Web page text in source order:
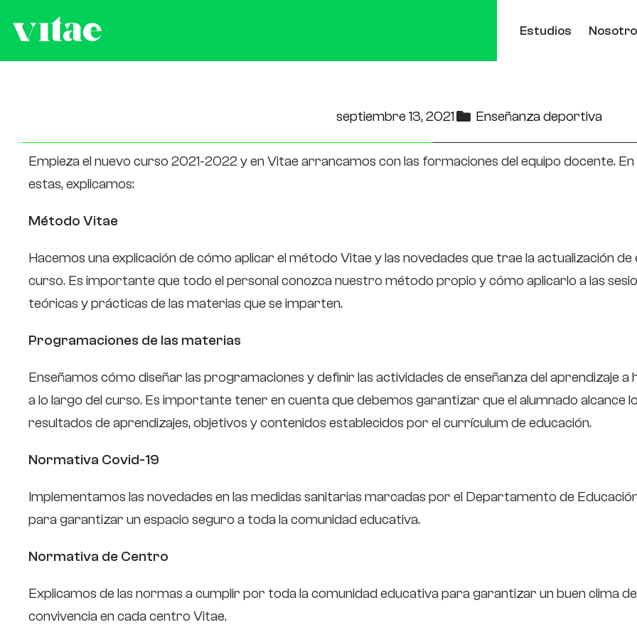
Estudios
septiembre 13, 2021 Enseñanza deportiva
Empieza el nuevo curso 2021-2022 y en Vitae arrancamos con las formaciones del equipo docente. En
estas, explicamos:
Método Vitae
Hacemos una explicación de cómo aplicar el método Vitae y las novedades que trae la actualización de
curso. Es importante que todo el personal conozca nuestro método propio y cómo aplicarlo a las
teóricas y prácticas de las materias que se imparten.
Programaciones de las materias
Enseñamos cómo diseñar las programaciones y definir las actividades de enseñanza del aprendizaje a
a lo largo del curso. Es importante tener en cuenta que debemos garantizar que el alumnado alcance
resultados de aprendizajes, objetivos y contenidos establecidos por el currículum de educación.
Normativa Covid-19
Implementamos las novedades en las medidas sanitarias marcadas por el Departamento de
para garantizar un espacio seguro a toda la comunidad educativa.
Normativa de Centro
Explicamos de las normas a cumplir por toda la comunidad educativa para garantizar un buen clima de
convivencia en cada centro Vitae.